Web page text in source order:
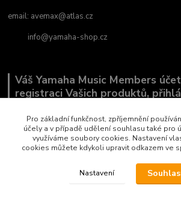
email: avemax@atlas.cz
info@yamaha-shop.cz
Váš Yamaha Music Members
registraci Vašich produktů,
co Vás zajímá.
Pro základní funkčnost, zpříjemnění
účely a v případě udělení souhlasu také pro
využíváme soubory cookies. Nastavení
cookies můžete kdykoli upravit odkazem ve
Nastavení